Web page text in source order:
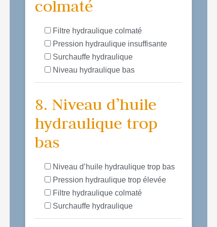
colmaté
Filtre hydraulique colmaté
Pression hydraulique insuffisante
Surchauffe hydraulique
Niveau hydraulique bas
8. Niveau d’huile
hydraulique trop
bas
Niveau d’huile hydraulique trop bas
Pression hydraulique trop élevée
Filtre hydraulique colmaté
Surchauffe hydraulique